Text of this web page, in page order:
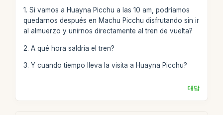
1. Si vamos a Huayna Picchu a las 10 am, podríamos
quedarnos después en Machu Picchu disfrutando sin ir
al almuerzo y unirnos directamente al tren de vuelta?
2. A qué hora saldría el tren?
3. Y cuando tiempo lleva la visita a Huayna Picchu?
대답